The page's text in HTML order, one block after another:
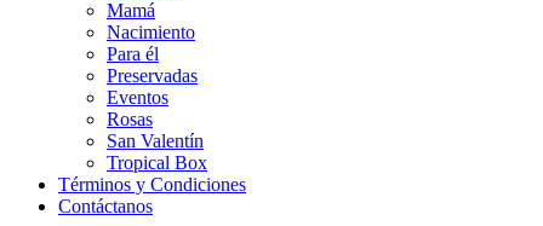
Mamá
Nacimiento
Para él
Preservadas
Eventos
Rosas
San Valentín
Tropical Box
Términos y Condiciones
Contáctanos